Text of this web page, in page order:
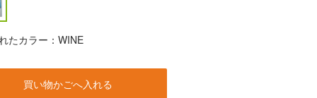
たカラー：WINE
買い物かごへ入れる